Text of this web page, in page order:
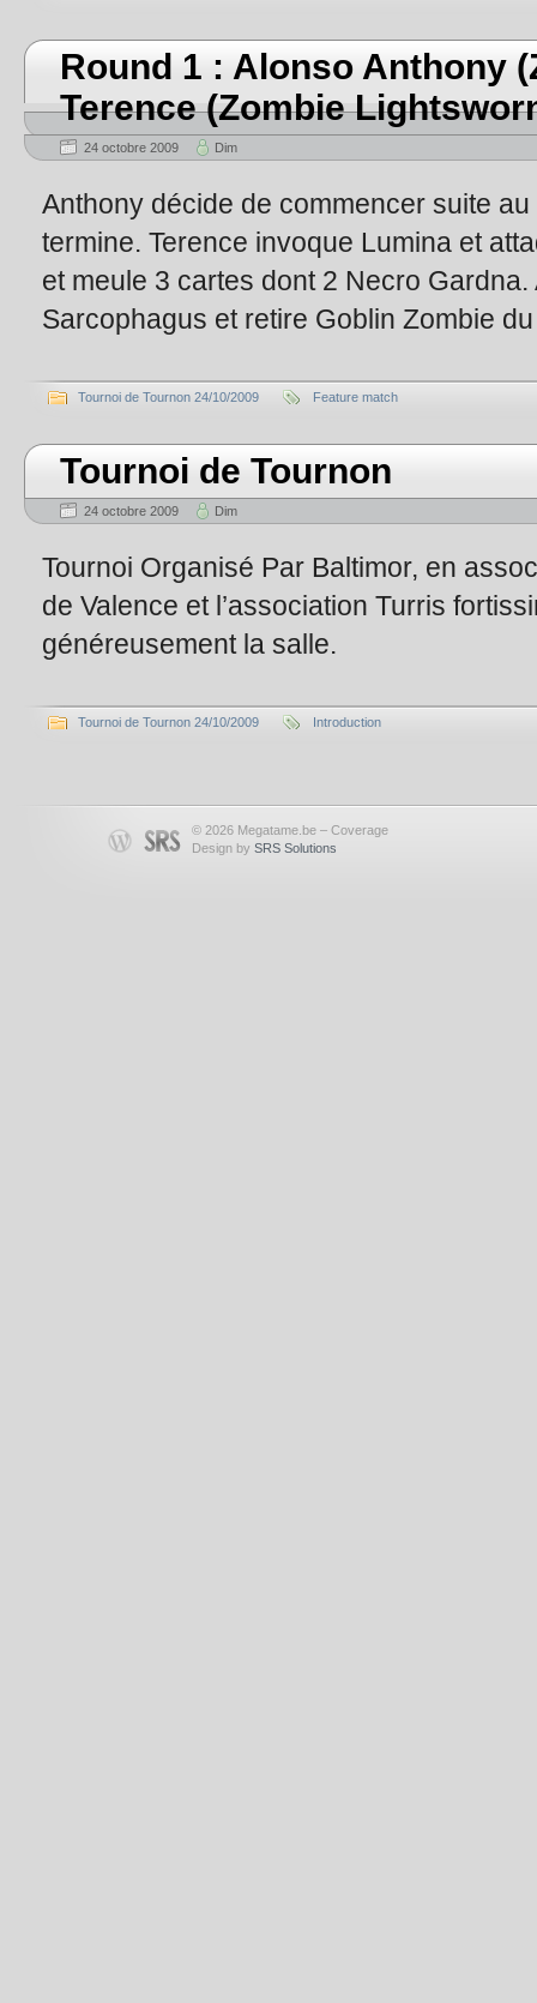
Round 1 : Alonso Anthony
Terence (Zombie
24 octobre 2009 Dim
Anthony décide de commencer suite
termine. Terence invoque Lumina et
et meule 3 cartes dont 2 Necro
Sarcophagus et retire Goblin Zombie
Tournoi de Tournon 24/10/2009 Feature match
Tournoi de Tournon
24 octobre 2009 Dim
Tournoi Organisé Par Baltimor, en
de Valence et l’association Turris
généreusement la salle.
Tournoi de Tournon 24/10/2009 Introduction
© 2026 Megatame.be – Coverage
Design by SRS Solutions